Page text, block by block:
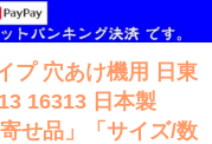
プ 穴あけ機用 日東
16313 日本製
せ品」「サイズ/数